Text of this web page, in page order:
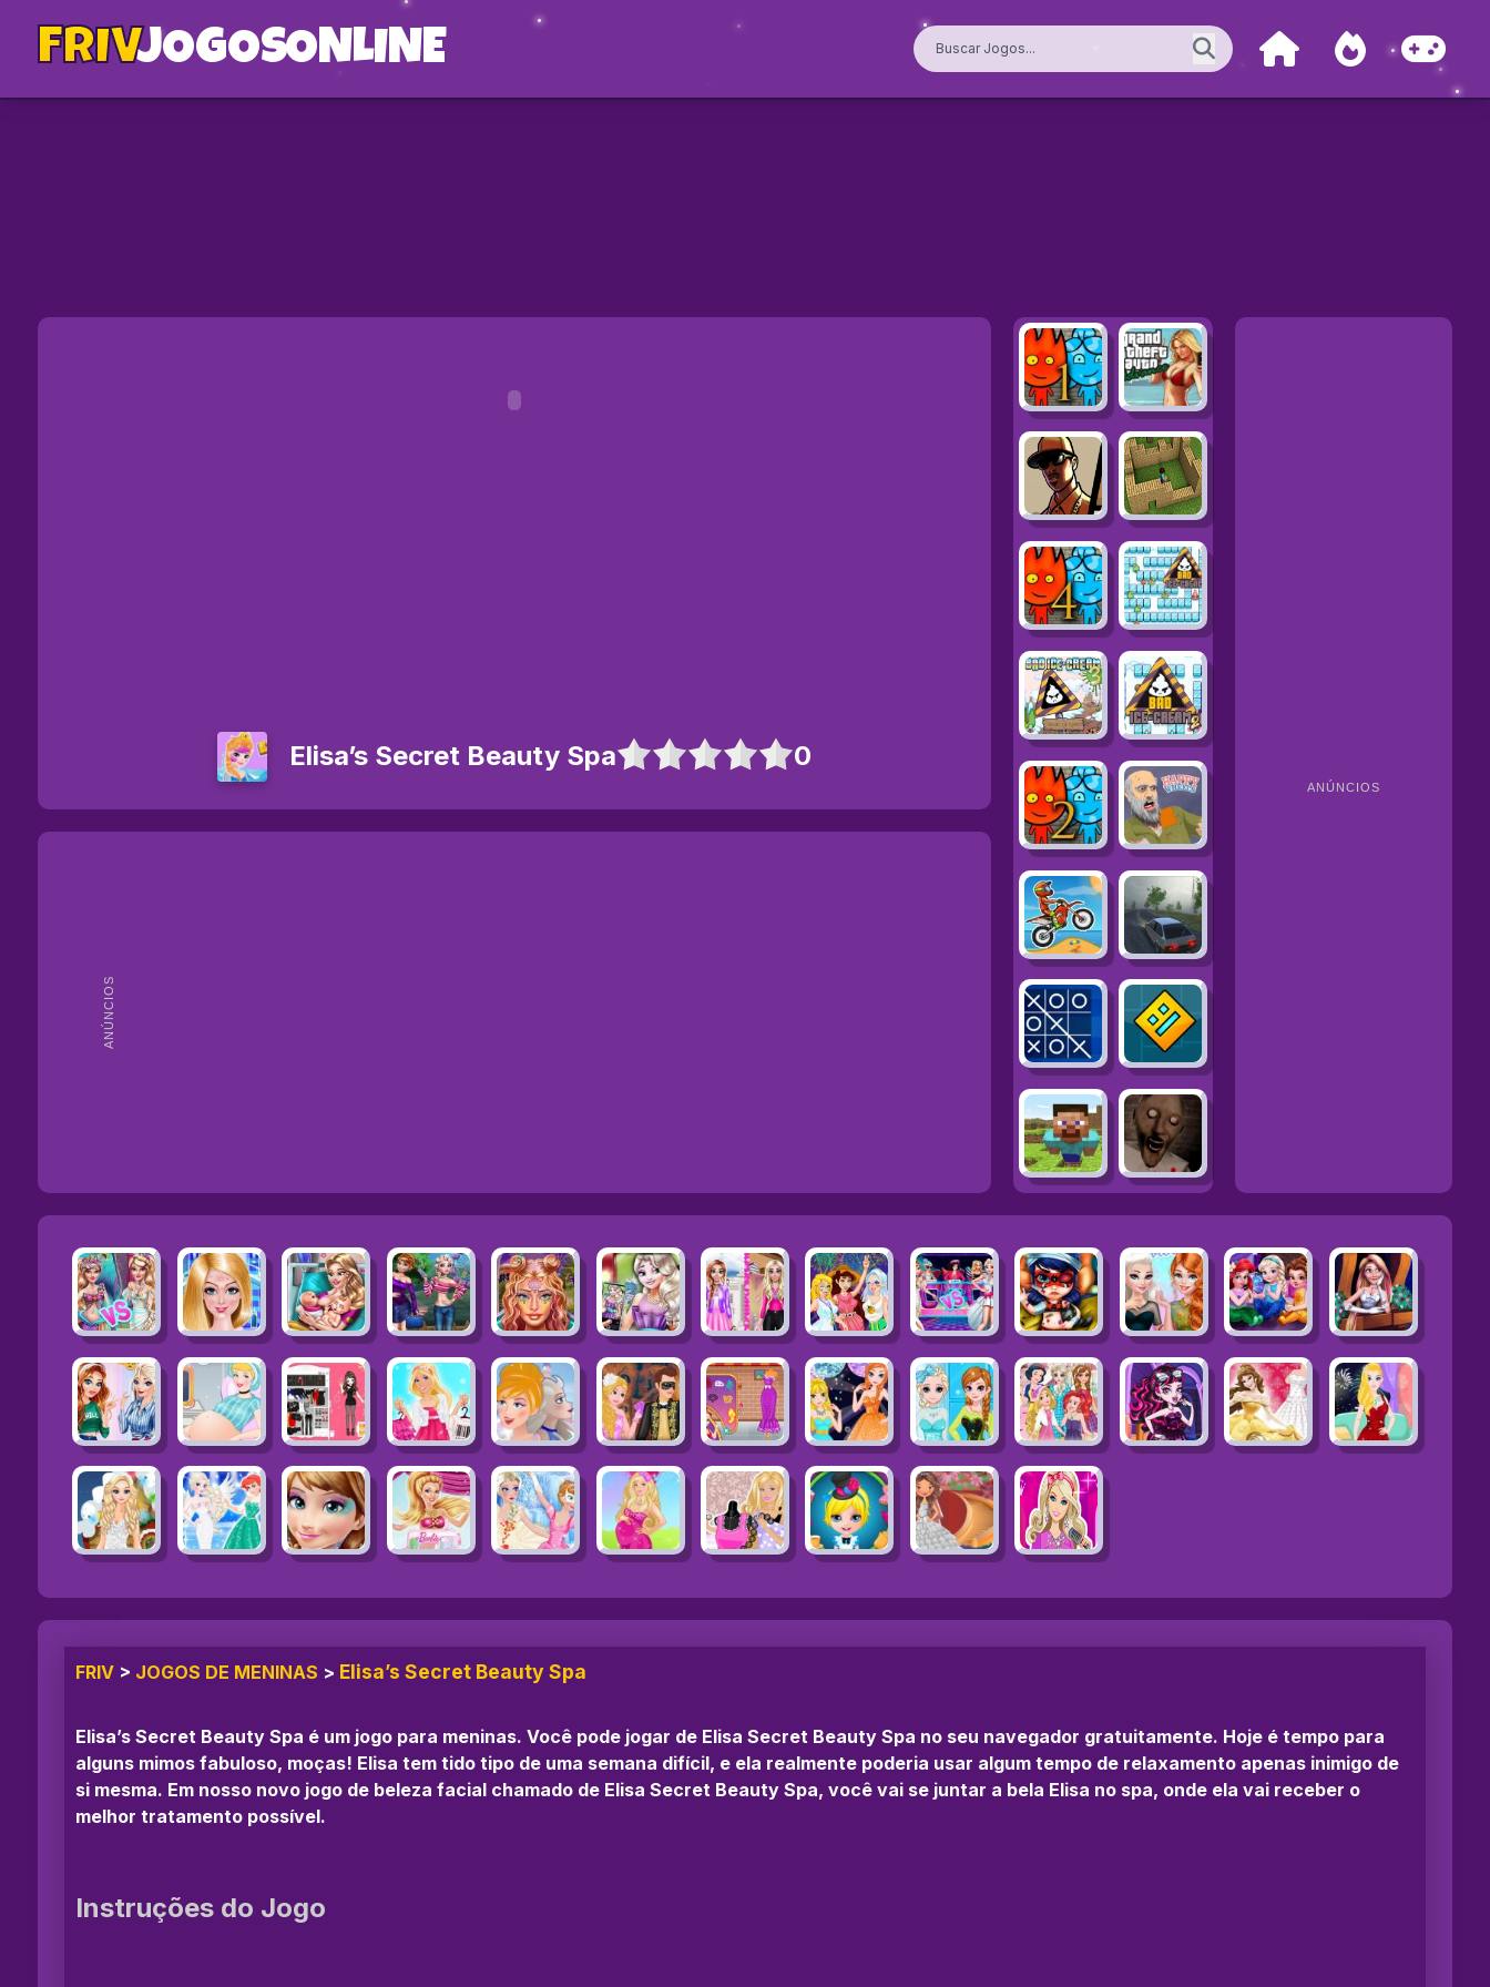
FRIVJOGOSONLINE
ANÚNCIOS
Elisa’s Secret Beauty Spa 0
ANÚNCIOS
FRIV > JOGOS DE MENINAS > Elisa’s Secret Beauty Spa
Elisa’s Secret Beauty Spa é um jogo para meninas. Você pode jogar de Elisa Secret Beauty Spa no seu navegador gratuitamente. Hoje é tempo para
alguns mimos fabuloso, moças! Elisa tem tido tipo de uma semana difícil, e ela realmente poderia usar algum tempo de relaxamento apenas inimigo de
si mesma. Em nosso novo jogo de beleza facial chamado de Elisa Secret Beauty Spa, você vai se juntar a bela Elisa no spa, onde ela vai receber o
melhor tratamento possível.
Instruções do Jogo